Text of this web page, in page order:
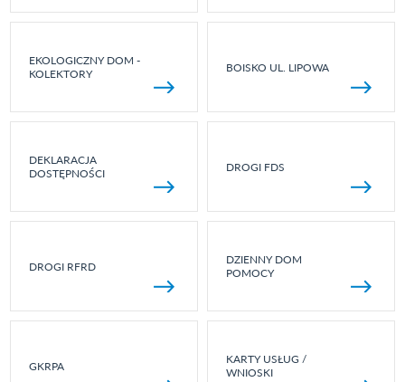
EKOLOGICZNY DOM -
KOLEKTORY
BOISKO UL. LIPOWA
DEKLARACJA
DOSTĘPNOŚCI
DROGI FDS
DROGI RFRD
DZIENNY DOM
POMOCY
GKRPA
KARTY USŁUG /
WNIOSKI